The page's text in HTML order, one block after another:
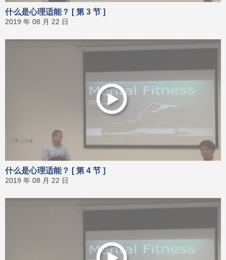
什么是心理适能？ [ 第 3 节 ]
2019 年 08 月 22 日
什么是心理适能？ [ 第 4 节 ]
2019 年 08 月 22 日